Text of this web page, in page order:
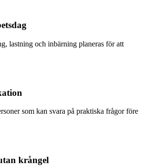
lastning och inbärning planeras för att
som kan svara på praktiska frågor före
krångel